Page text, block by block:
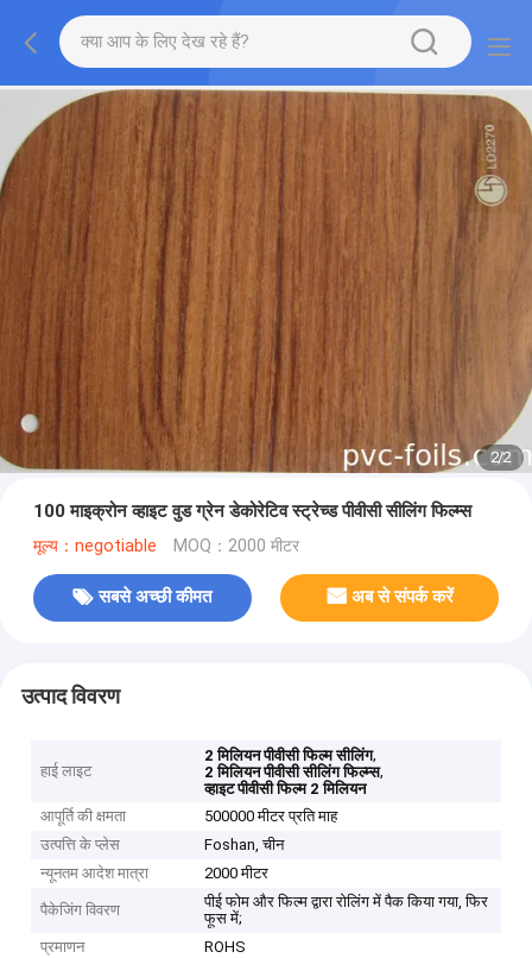
2/2
100 माइक्रोन व्हाइट वुड ग्रेन डेकोरेटिव स्ट्रेच्ड पीवीसी सीलिंग फिल्म्स
मूल्य：negotiable MOQ：2000 मीटर
सबसे अच्छी कीमत अब से संपर्क करें
उत्पाद विवरण
हाई लाइट
2 मिलियन पीवीसी फिल्म सीलिंग,
2 मिलियन पीवीसी सीलिंग फिल्म्स,
व्हाइट पीवीसी फिल्म 2 मिलियन
आपूर्ति की क्षमता
500000 मीटर प्रति माह
उत्पत्ति के प्लेस
Foshan, चीन
न्यूनतम आदेश मात्रा
2000 मीटर
पैकेजिंग विवरण
पीई फोम और फिल्म द्वारा रोलिंग में पैक किया गया, फिर
फूस में;
प्रमाणन
ROHS